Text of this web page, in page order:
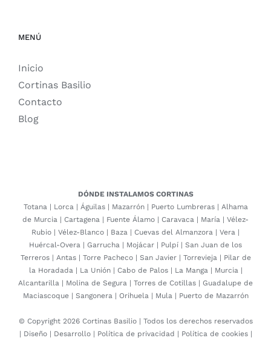
MENÚ
Inicio
Cortinas Basilio
Contacto
Blog
DÓNDE INSTALAMOS CORTINAS
Totana| Lorca| Águilas| Mazarrón| Puerto Lumbreras| Alhama
de Murcia | Cartagena | Fuente Álamo | Caravaca | María | Vélez-
Rubio | Vélez-Blanco | Baza | Cuevas del Almanzora | Vera |
Huércal-Overa | Garrucha | Mojácar | Pulpí | San Juan de los
Terreros| Antas| Torre Pacheco| San Javier| Torrevieja| Pilar de
la Horadada| La Unión| Cabo de Palos| La Manga| Murcia|
Alcantarilla | Molina de Segura | Torres de Cotillas | Guadalupe de
Maciascoque| Sangonera| Orihuela| Mula| Puerto de Mazarrón
© Copyright 2026 Cortinas Basilio | Todos los derechos reservados
| Diseño| Desarrollo| Política de privacidad | Política de cookies|